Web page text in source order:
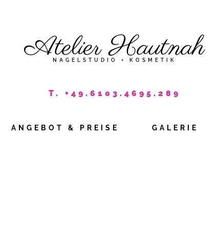
Atelier Hautnah
NAGELSTUDIO + KOSMETIK
T. +49.6103.4695.289
ANGEBOT & PREISE GALERIE